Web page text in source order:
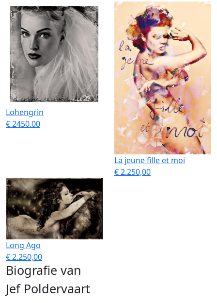
Lohengrin
€ 2450.00
La jeune fille et moi
€ 2.250,00
Long Ago
€ 2.250,00
Biografie van
Jef Poldervaart